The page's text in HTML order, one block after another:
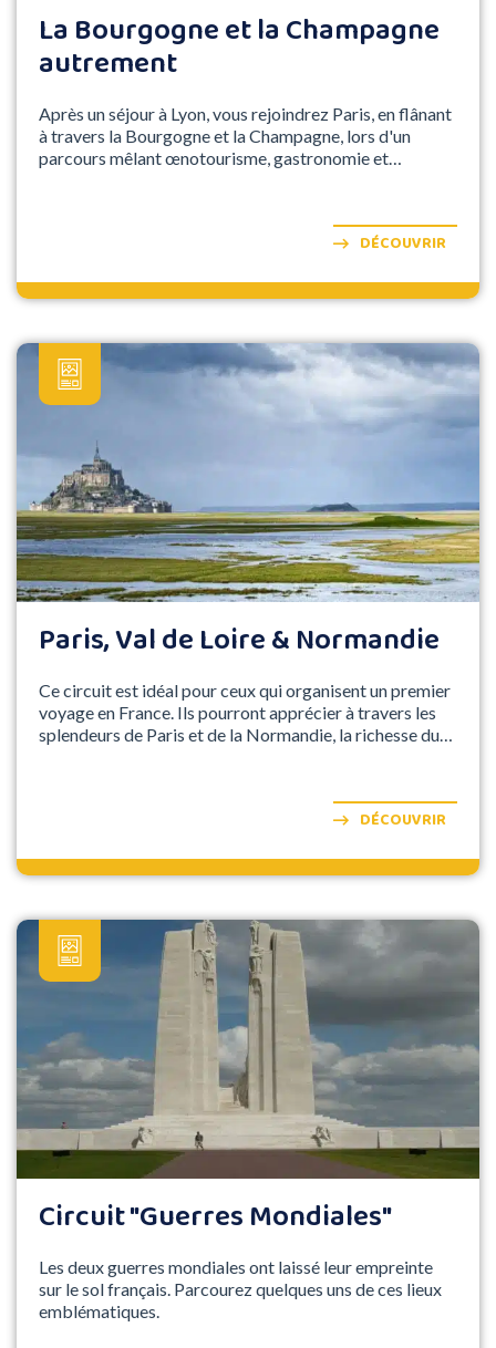
La Bourgogne et la Champagne
autrement
Après un séjour à Lyon, vous rejoindrez Paris, en flânant
à travers la Bourgogne et la Champagne, lors d'un
parcours mêlant œnotourisme, gastronomie et
DÉCOUVRIR
Paris, Val de Loire & Normandie
Ce circuit est idéal pour ceux qui organisent un premier
voyage en France. Ils pourront apprécier à travers les
splendeurs de Paris et de la Normandie, la richesse du
DÉCOUVRIR
Circuit "Guerres Mondiales"
Les deux guerres mondiales ont laissé leur empreinte
sur le sol français. Parcourez quelques uns de ces lieux
emblématiques.